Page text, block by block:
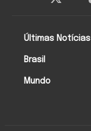
Últimas Notícias
Brasil
Mundo